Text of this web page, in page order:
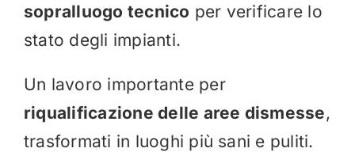
sopralluogo tecnico per verificare lo
stato degli impianti.
Un lavoro importante per
riqualificazione delle aree dismesse,
trasformati in luoghi più sani e puliti.